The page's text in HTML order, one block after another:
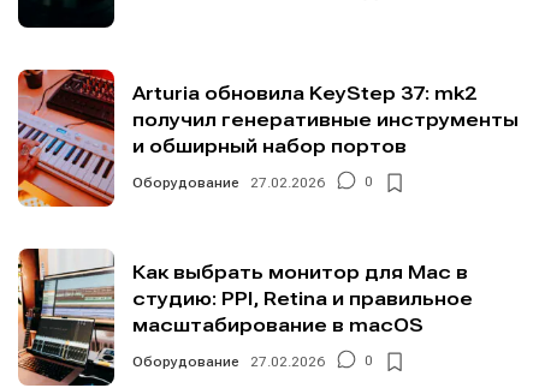
Arturia обновила KeyStep 37: mk2
получил генеративные инструменты
и обширный набор портов
Оборудование 27.02.2026 0
Как выбрать монитор для Mac в
студию: PPI, Retina и правильное
масштабирование в macOS
Оборудование 27.02.2026 0